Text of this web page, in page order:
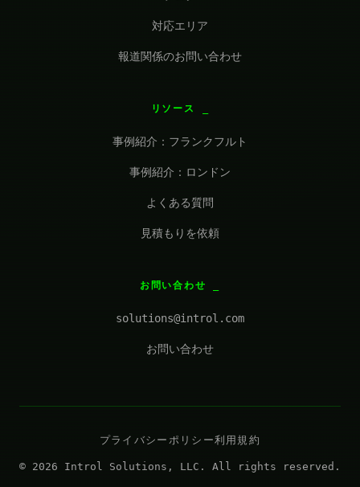
対応エリア
報道関係のお問い合わせ
リソース
事例紹介：フランクフルト
事例紹介：ロンドン
よくある質問
見積もりを依頼
お問い合わせ
solutions@introl.com
お問い合わせ
プライバシーポリシー利用規約
© 2026 Introl Solutions, LLC. All rights reserved.